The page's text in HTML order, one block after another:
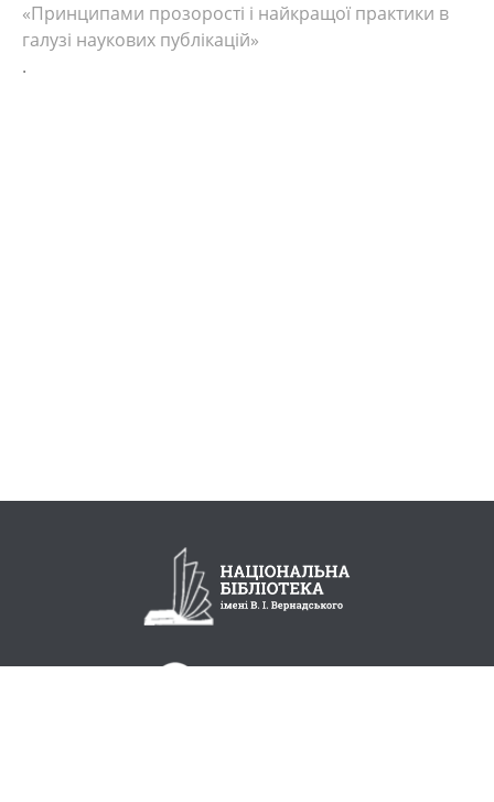
«Принципами прозорості і найкращої практики в
галузі наукових публікацій»
.